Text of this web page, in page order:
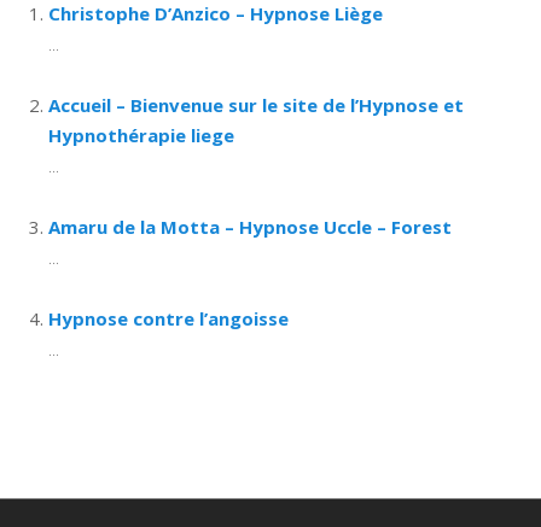
Christophe D’Anzico – Hypnose Liège
...
Accueil – Bienvenue sur le site de l’Hypnose et
Hypnothérapie liege
...
Amaru de la Motta – Hypnose Uccle – Forest
...
Hypnose contre l’angoisse
...